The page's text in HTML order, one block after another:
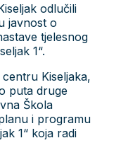
odlučili
javnost o
tjelesnog
1“.
Kiseljaka,
puta druge
Škola
i programu
1“ koja radi